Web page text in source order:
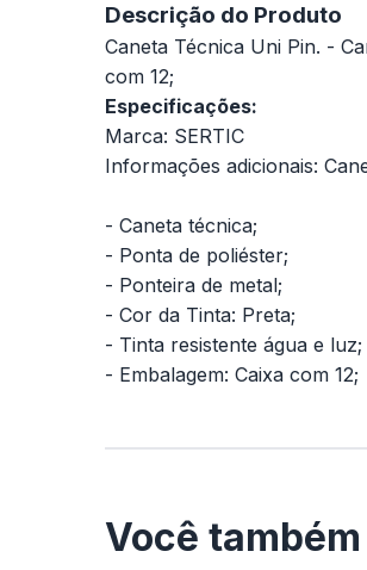
Descrição do Produto
Caneta Técnica Uni Pin. -
com 12;
Especificações:
Marca: SERTIC
Informações adicionais:
- Caneta técnica;
- Ponta de poliéster;
- Ponteira de metal;
- Cor da Tinta: Preta;
- Tinta resistente água e luz;
- Embalagem: Caixa com 12;
Você